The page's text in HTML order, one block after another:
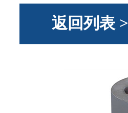
返回列表 >